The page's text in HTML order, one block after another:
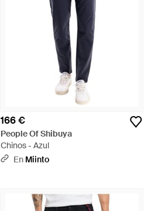
166 €
People Of Shibuya
Chinos - Azul
En Miinto